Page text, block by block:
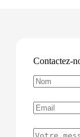
Contactez-